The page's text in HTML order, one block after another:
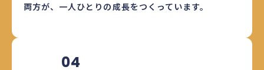
両方が、一人ひとりの成長をつくっています。
04